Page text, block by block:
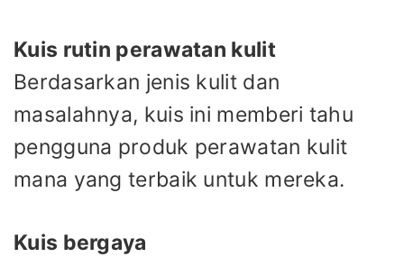
Kuis rutin perawatan kulit
Berdasarkan jenis kulit dan
masalahnya, kuis ini memberi tahu
pengguna produk perawatan kulit
mana yang terbaik untuk mereka.
Kuis bergaya